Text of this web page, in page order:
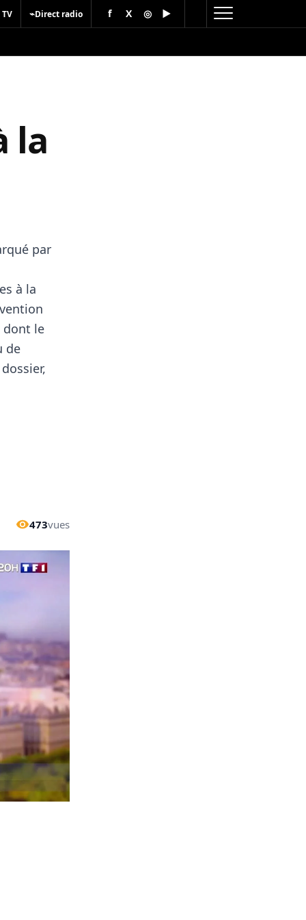
⌁Direct radio f X ◎ ▶
la
par
à la
dont le
de
473vues